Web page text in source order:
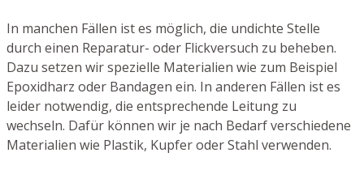
In manchen Fällen ist es möglich, die undichte Stelle
durch einen Reparatur- oder Flickversuch zu beheben.
Dazu setzen wir spezielle Materialien wie zum Beispiel
Epoxidharz oder Bandagen ein. In anderen Fällen ist es
leider notwendig, die entsprechende Leitung zu
wechseln. Dafür können wir je nach Bedarf verschiedene
Materialien wie Plastik, Kupfer oder Stahl verwenden.